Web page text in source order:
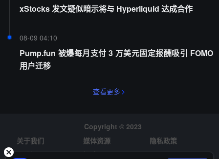
xStocks 发文疑似暗示将与 Hyperliquid 达成合作
08-09 04:10
Pump.fun 被爆每月支付 3 万美元固定报酬吸引 FOMO
用户迁移
查看更多
Copyright © 2023
关于我们
媒体资源
隐私政策
风险提示
招聘